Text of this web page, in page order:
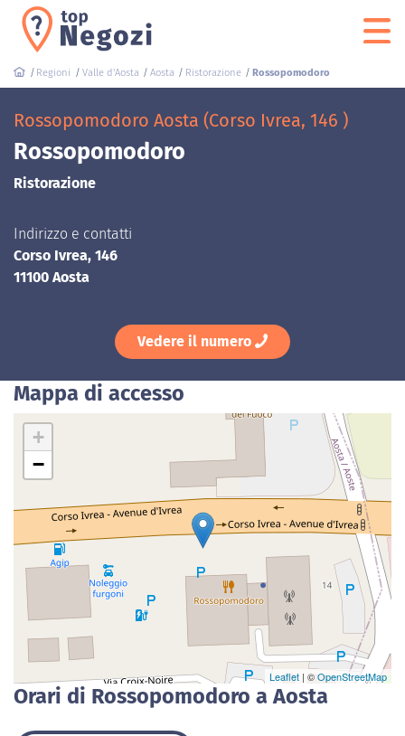
Regioni Valle d'Aosta Aosta Ristorazione Rossopomodoro
Rossopomodoro Aosta (Corso Ivrea, 146 )
Rossopomodoro
Ristorazione
Indirizzo e contatti
Corso Ivrea, 146
11100 Aosta
Vedere il numero
Mappa di accesso
+
−
Leaflet | ©OpenStreetMap
Orari di Rossopomodoro a Aosta